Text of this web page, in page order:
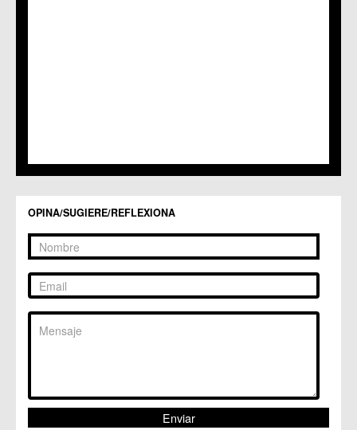
C.C. Zarandona
OPINA/SUGIERE/REFLEXIONA